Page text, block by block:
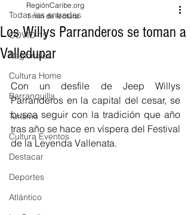
Todas las entradas
COVID-19
Regionales
Cultura Home
Barranquilla
Turismo
Cultura Eventos
Destacar
Deportes
Atlántico
Los Willys Parranderos se toman a
Valledupar
RegiónCaribe.org
1 min de lectura
Con un desfile de Jeep Willys
Parranderos en la capital del cesar, se
busca seguir con la tradición que año
tras año se hace en víspera del Festival
de la Leyenda Vallenata.